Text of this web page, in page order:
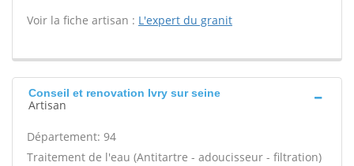
Voir la fiche artisan : L'expert du granit
Conseil et renovation Ivry sur seine
Artisan
Département: 94
Traitement de l'eau (Antitartre - adoucisseur - filtration)